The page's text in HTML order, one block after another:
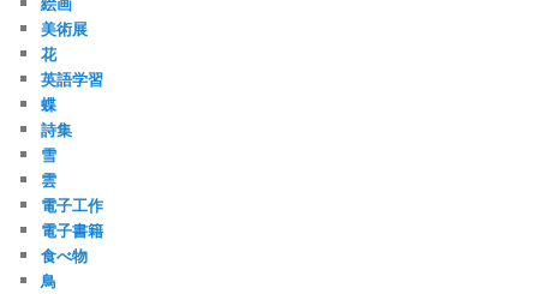
美術展
花
英語学習
蝶
詩集
雪
雲
電子工作
電子書籍
食べ物
鳥